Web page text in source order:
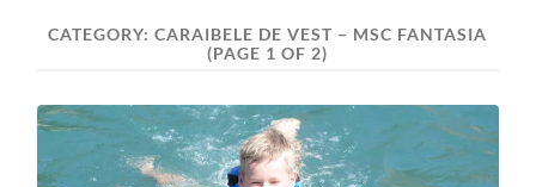
CATEGORY:CARAIBELE DE VEST – MSC FANTASIA
(PAGE 1 OF 2)